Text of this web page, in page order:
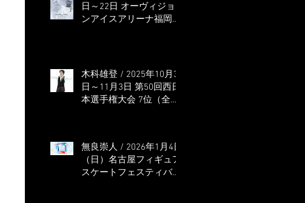
日～22日 オーヴィジョ
ンアイスアリーナ福岡
木科雄登 / 2025年10月31
日～11月3日 第50回西日
本選手権大会 7位（全日
無良崇人 / 2026年1月4日
（日）名古屋フィギュア
スケートフェスティバル